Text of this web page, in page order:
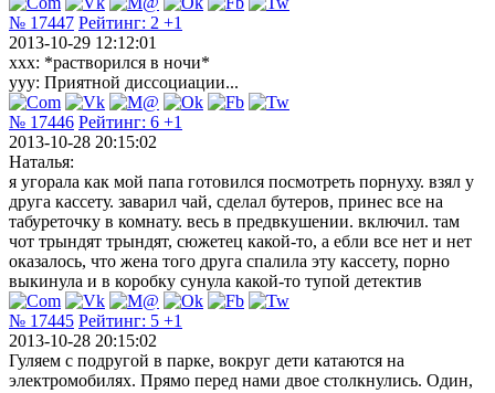
№ 17447 Рейтинг: 2 +1
2013-10-29 12:12:01
ххх: *растворился в ночи*
ууу: Приятной диссоциации...
№ 17446 Рейтинг: 6 +1
2013-10-28 20:15:02
Наталья:
я угорала как мой папа готовился посмотреть порнуху. взял у
друга кассету. заварил чай, сделал бутеров, принес все на
табуреточку в комнату. весь в предвкушении. включил. там
чот трындят трындят, сюжетец какой-то, а ебли все нет и нет
оказалось, что жена того друга спалила эту кассету, порно
выкинула и в коробку сунула какой-то тупой детектив
№ 17445 Рейтинг: 5 +1
2013-10-28 20:15:02
Гуляем с подругой в парке, вокруг дети катаются на
электромобилях. Прямо перед нами двое столкнулись. Один,